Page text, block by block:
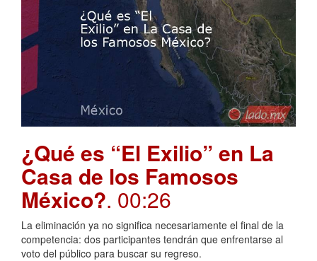
¿Qué es “El Exilio” en La
Casa de los Famosos
México?. 00:26
La eliminación ya no significa necesariamente el final de la
competencia: dos participantes tendrán que enfrentarse al
voto del público para buscar su regreso.